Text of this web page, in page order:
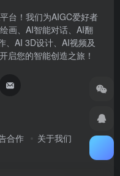
台！我们为AIGC爱好者
画、AI智能对话、AI翻
、AI 3D设计、AI视频及
启您的智能创造之旅！
合作 关于我们